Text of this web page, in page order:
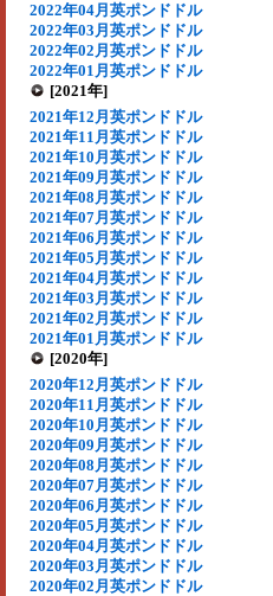
2022年04月英ポンドドル
2022年03月英ポンドドル
2022年02月英ポンドドル
2022年01月英ポンドドル
[2021年]
2021年12月英ポンドドル
2021年11月英ポンドドル
2021年10月英ポンドドル
2021年09月英ポンドドル
2021年08月英ポンドドル
2021年07月英ポンドドル
2021年06月英ポンドドル
2021年05月英ポンドドル
2021年04月英ポンドドル
2021年03月英ポンドドル
2021年02月英ポンドドル
2021年01月英ポンドドル
[2020年]
2020年12月英ポンドドル
2020年11月英ポンドドル
2020年10月英ポンドドル
2020年09月英ポンドドル
2020年08月英ポンドドル
2020年07月英ポンドドル
2020年06月英ポンドドル
2020年05月英ポンドドル
2020年04月英ポンドドル
2020年03月英ポンドドル
2020年02月英ポンドドル